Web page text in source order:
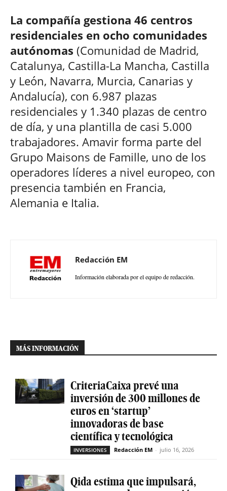
La compañía gestiona 46 centros
residenciales en ocho comunidades
autónomas (Comunidad de Madrid,
Catalunya, Castilla-La Mancha, Castilla
y León, Navarra, Murcia, Canarias y
Andalucía), con 6.987 plazas
residenciales y 1.340 plazas de centro
de día, y una plantilla de casi 5.000
trabajadores. Amavir forma parte del
Grupo Maisons de Famille, uno de los
operadores líderes a nivel europeo, con
presencia también en Francia,
Alemania e Italia.
Redacción EM
Información elaborada por el equipo de redacción.
MÁS INFORMACIÓN
CriteriaCaixa prevé una
inversión de 300 millones de
euros en ‘startup’
innovadoras de base
científica y tecnológica
INVERSIONES Redacción EM - julio 16, 2026
Qida estima que impulsará,